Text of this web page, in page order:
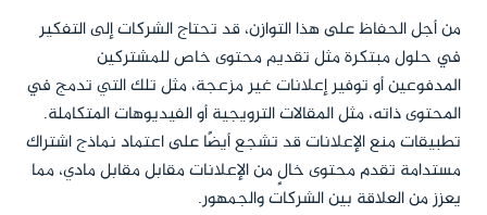
من أجل الحفاظ على هذا التوازن، قد تحتاج الشركات إلى التفكير
في حلول مبتكرة مثل تقديم محتوى خاص للمشتركين
المدفوعين أو توفير إعلانات غير مزعجة، مثل تلك التي تدمج في
المحتوى ذاته، مثل المقالات الترويجية أو الفيديوهات المتكاملة.
تطبيقات منع الإعلانات قد تشجع أيضًا على اعتماد نماذج اشتراك
مستدامة تقدم محتوى خالٍ من الإعلانات مقابل مقابل مادي، مما
يعزز من العلاقة بين الشركات والجمهور.